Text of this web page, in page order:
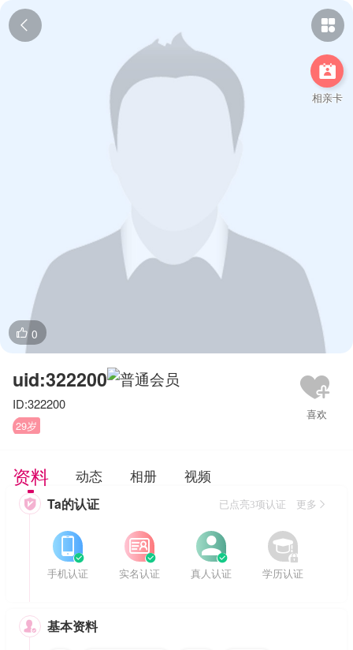
 

相亲卡
 0
uid:322200
ID:322200
29岁
资料 动态 相册 视频
 Ta的认证 已点亮3项认证 更多


手机认证


实名认证


真人认证


学历认证
 基本资料